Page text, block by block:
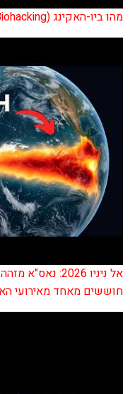
מהו ביו-האקינג (Biohacking) ולמה העולם פתאום מדבר עליו?
אל ניניו 2026:
חוששים מאחד מאירועי